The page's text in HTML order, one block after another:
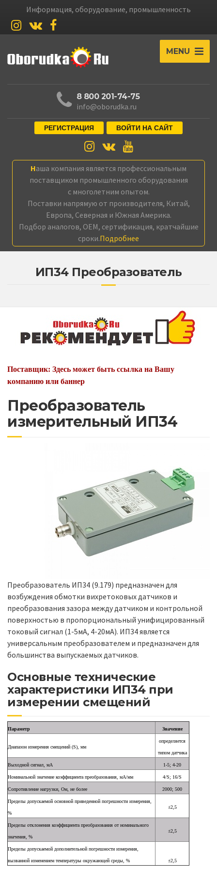
Информация, оборудование, промышленность
MENU
8 800 201-74-75
info@oborudka.ru
РЕГИСТРАЦИЯ ВОЙТИ НА САЙТ
Наша компания является профессиональным
поставщиком промышленного оборудования
с многолетним опытом.
Поставки напрямую от производителя, Китай,
Европа, Северная и Южная Америка.
Подбор аналогов, OEM, сертификация, кратчайшие
сроки.Подробнее
ИП34 Преобразователь
Поставщик: Здесь может быть ссылка на Вашу
компанию или баннер
Преобразователь
измерительный ИП34
Преобразователь ИП34 (9.179) предназначен для
возбуждения обмотки вихретоковых датчиков и
преобразования зазора между датчиком и контрольной
поверхностью в пропорциональный унифицированный
токовый сигнал (1-5мА, 4-20мА). ИП34 является
универсальным преобразователем и предназначен для
большинства выпускаемых датчиков.
Основные технические
характеристики ИП34 при
измерении смещений
Параметр Значение
Диапазон измерения смещений (S), мм
определяется
типом датчика
Выходной сигнал, мА 1-5; 4-20
Номинальной значение коэффициента преобразования, мА/мм 4/S; 16/S
Сопротивление нагрузки, Ом, не более 2000; 500
Пределы допускаемой основной приведенной погрешности измерения,
%
±2,5
Пределы отклонения коэффициента преобразования от номинального
значения, %
±2,5
Пределы допускаемой дополнительной погрешности измерения,
вызванной изменением температуры окружающей среды, % ±2,5